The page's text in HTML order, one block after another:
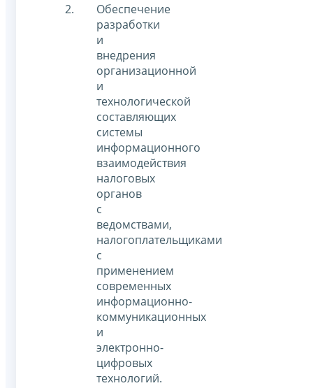
Обеспечение
разработки
и
внедрения
организационной
и
технологической
составляющих
системы
информационного
взаимодействия
налоговых
органов
с
ведомствами,
налогоплательщиками
с
применением
современных
информационно-
коммуникационных
и
электронно-
цифровых
технологий.